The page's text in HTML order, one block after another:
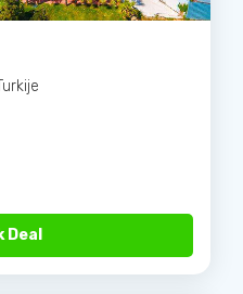
Deal